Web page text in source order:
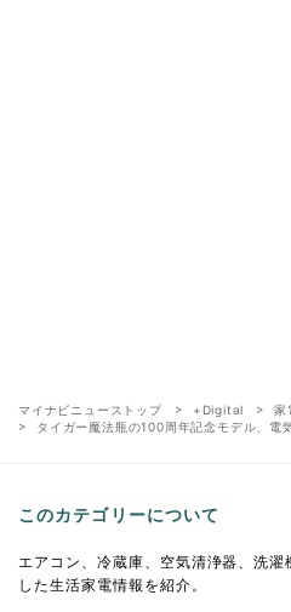
マイナビニューストップ +Digital 家
タイガー魔法瓶の100周年記念モデル、電
このカテゴリーについて
エアコン、冷蔵庫、空気清浄器、洗
した生活家電情報を紹介。